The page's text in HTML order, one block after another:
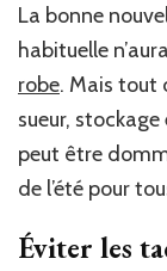
La bonne
habituelle
robe. Mais tout
sueur,
peut être
de l’été pour
Éviter les